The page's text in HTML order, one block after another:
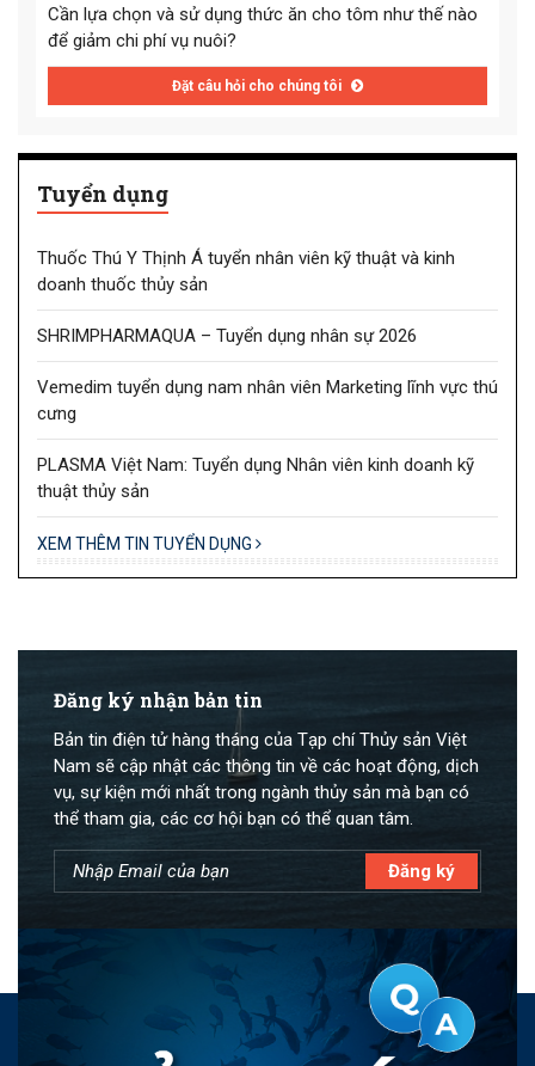
Cần lựa chọn và sử dụng thức ăn cho tôm như thế nào
để giảm chi phí vụ nuôi?
Đặt câu hỏi cho chúng tôi
Tuyển dụng
Thuốc Thú Y Thịnh Á tuyển nhân viên kỹ thuật và kinh
doanh thuốc thủy sản
SHRIMPHARMAQUA – Tuyển dụng nhân sự 2026
Vemedim tuyển dụng nam nhân viên Marketing lĩnh vực thú
cưng
PLASMA Việt Nam: Tuyển dụng Nhân viên kinh doanh kỹ
thuật thủy sản
XEM THÊM TIN TUYỂN DỤNG
Đăng ký nhận bản tin
Bản tin điện tử hàng tháng của Tạp chí Thủy sản Việt
Nam sẽ cập nhật các thông tin về các hoạt động, dịch
vụ, sự kiện mới nhất trong ngành thủy sản mà bạn có
thể tham gia, các cơ hội bạn có thể quan tâm.